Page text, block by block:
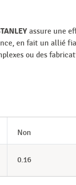
assure une
en fait un allié
ou des
Non
0.16